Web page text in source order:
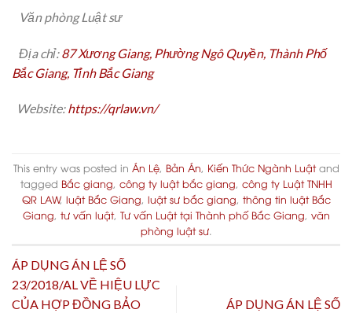
Văn phòng Luật sư
Địa chỉ:87 Xương Giang, Phường Ngô Quyền, Thành Phố
Bắc Giang, Tỉnh Bắc Giang
Website:https://qrlaw.vn/
This entry was posted in Án Lệ, Bản Án Kiến Thức Ngành Luậtand
tagged Bắc giang công ty luật bắc giang công ty Luật TNHH
QR LAW, luật Bắc Giang luật sư bắc giang thông tin luật Bắc
Giang tư vấn luật, Tư vấn Luật tại Thành phố Bắc Giang văn
phòng luật sư.
ÁP DỤNG ÁN LỆ SỐ
23/2018/AL VỀ HIỆU LỰC
CỦA HỢP ĐỒNG BẢO
ÁP DỤNG ÁN LỆ SỐ